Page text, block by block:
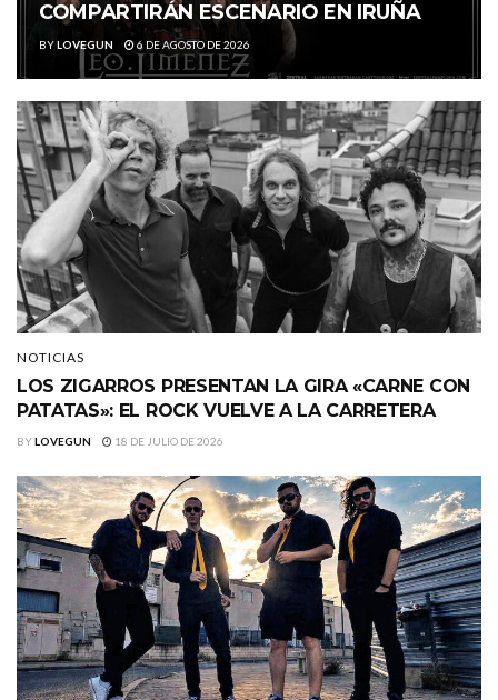
COMPARTIRÁN ESCENARIO EN IRUÑA
BYLOVEGUN 6 DE AGOSTO DE 2026
NOTICIAS
LOS ZIGARROS PRESENTAN LA GIRA «CARNE CON
PATATAS»: EL ROCK VUELVE A LA CARRETERA
BYLOVEGUN 18 DE JULIO DE 2026